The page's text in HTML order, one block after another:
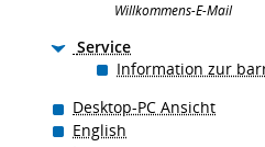
Willkommens-E-Mail
Service
Information zur
Desktop-PC Ansicht
English